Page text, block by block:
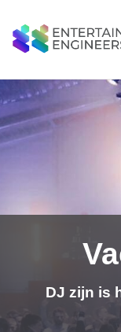
DJ zijn is